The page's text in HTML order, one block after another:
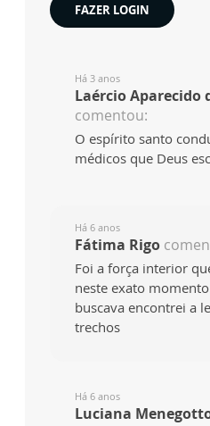
FAZER LOGIN
Há 3 anos
Laércio Aparecido
comentou:
O espírito santo
médicos que Deus
Há 6 anos
Fátima Rigo
Foi a força interior
neste exato
buscava encontrei a
trechos
Há 6 anos
Luciana